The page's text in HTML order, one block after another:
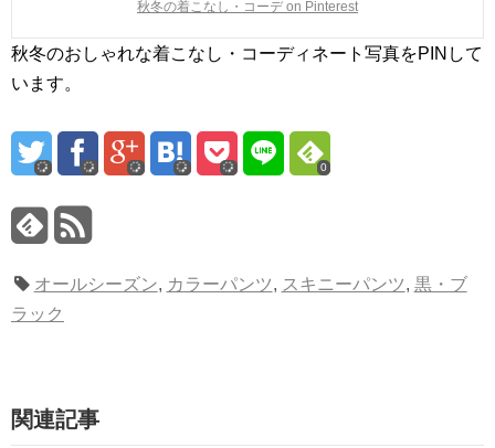
秋冬の着こなし・コーデ on Pinterest
秋冬のおしゃれな着こなし・コーディネート写真をPINして
います。
0
オールシーズン, カラーパンツ, スキニーパンツ, 黒・ブ
ラック
関連記事